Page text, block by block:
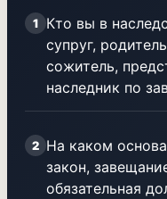
1
Кто вы в
супруг,
сожитель,
наследник по
2 На каком
закон,
обязательная